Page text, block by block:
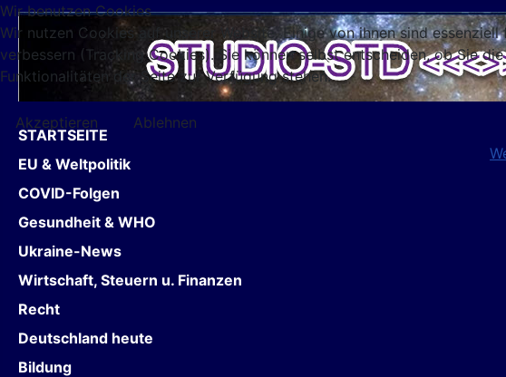
STARTSEITE
EU & Weltpolitik
COVID-Folgen
Gesundheit & WHO
Ukraine-News
Wirtschaft, Steuern u. Finanzen
Recht
Deutschland heute
Bildung
Wir benutzen Cookies
Wir nutzen Cookies auf unserer Website. Einige von ihnen sind
verbessern (Tracking Cookies). Sie können selbst entscheiden, ob Sie
Funktionalitäten der Seite zur Verfügung stehen.
Akzeptieren
Ablehnen